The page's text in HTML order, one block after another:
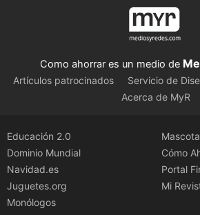
Como ahorrar es un medio de
Artículos patrocinados Servicio de
Acerca de MyR
Educación 2.0
Dominio Mundial
Navidad.es
Juguetes.org
Monólogos
Cómo
Portal
Mi